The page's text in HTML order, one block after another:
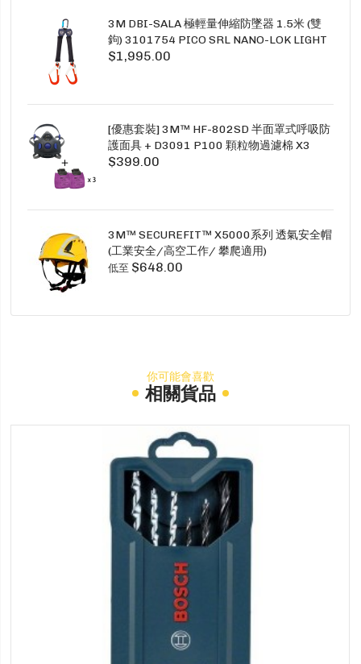
3M DBI-SALA 極輕量伸縮防墜器 1.5米 (雙
鉤) 3101754 PICO SRL NANO-LOK LIGHT
1.5M TWINS
$1,995.00
[優惠套裝] 3M™ HF-802SD 半面罩式呼吸防
護面具 + D3091 P100 顆粒物過濾棉 X3
SECURE CLICK HF-802SD HF-800SD 系列
$399.00
3M™ SECUREFIT™ X5000系列 透氣安全帽
(工業安全/高空工作/ 攀爬適用)
低至 $648.00
你可能會喜歡
相關貨品